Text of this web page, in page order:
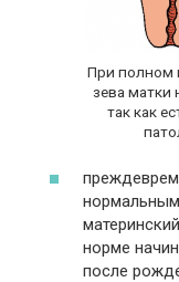
При полном
зева матки
так как
норме
после